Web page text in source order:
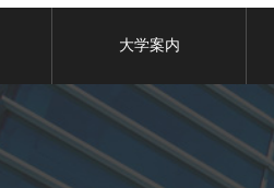
大学案内